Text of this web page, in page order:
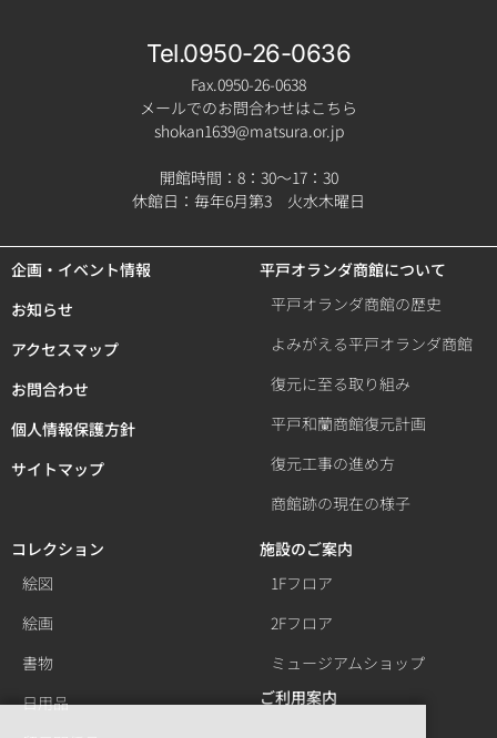
Tel.0950-26-0636
Fax.0950-26-0638
メールでのお問合わせはこちら
shokan1639@matsura.or.jp
開館時間：8：30～17：30
休館日：毎年6月第3 火水木曜日
企画・イベント情報
お知らせ
アクセスマップ
お問合わせ
個人情報保護方針
サイトマップ
平戸オランダ商館について
平戸オランダ商館の歴史
よみがえる平戸オランダ商館
復元に至る取り組み
平戸和蘭商館復元計画
復元工事の進め方
商館跡の現在の様子
コレクション
絵図
絵画
書物
日用品
施設のご案内
1Fフロア
2Fフロア
ミュージアムショップ
ご利用案内